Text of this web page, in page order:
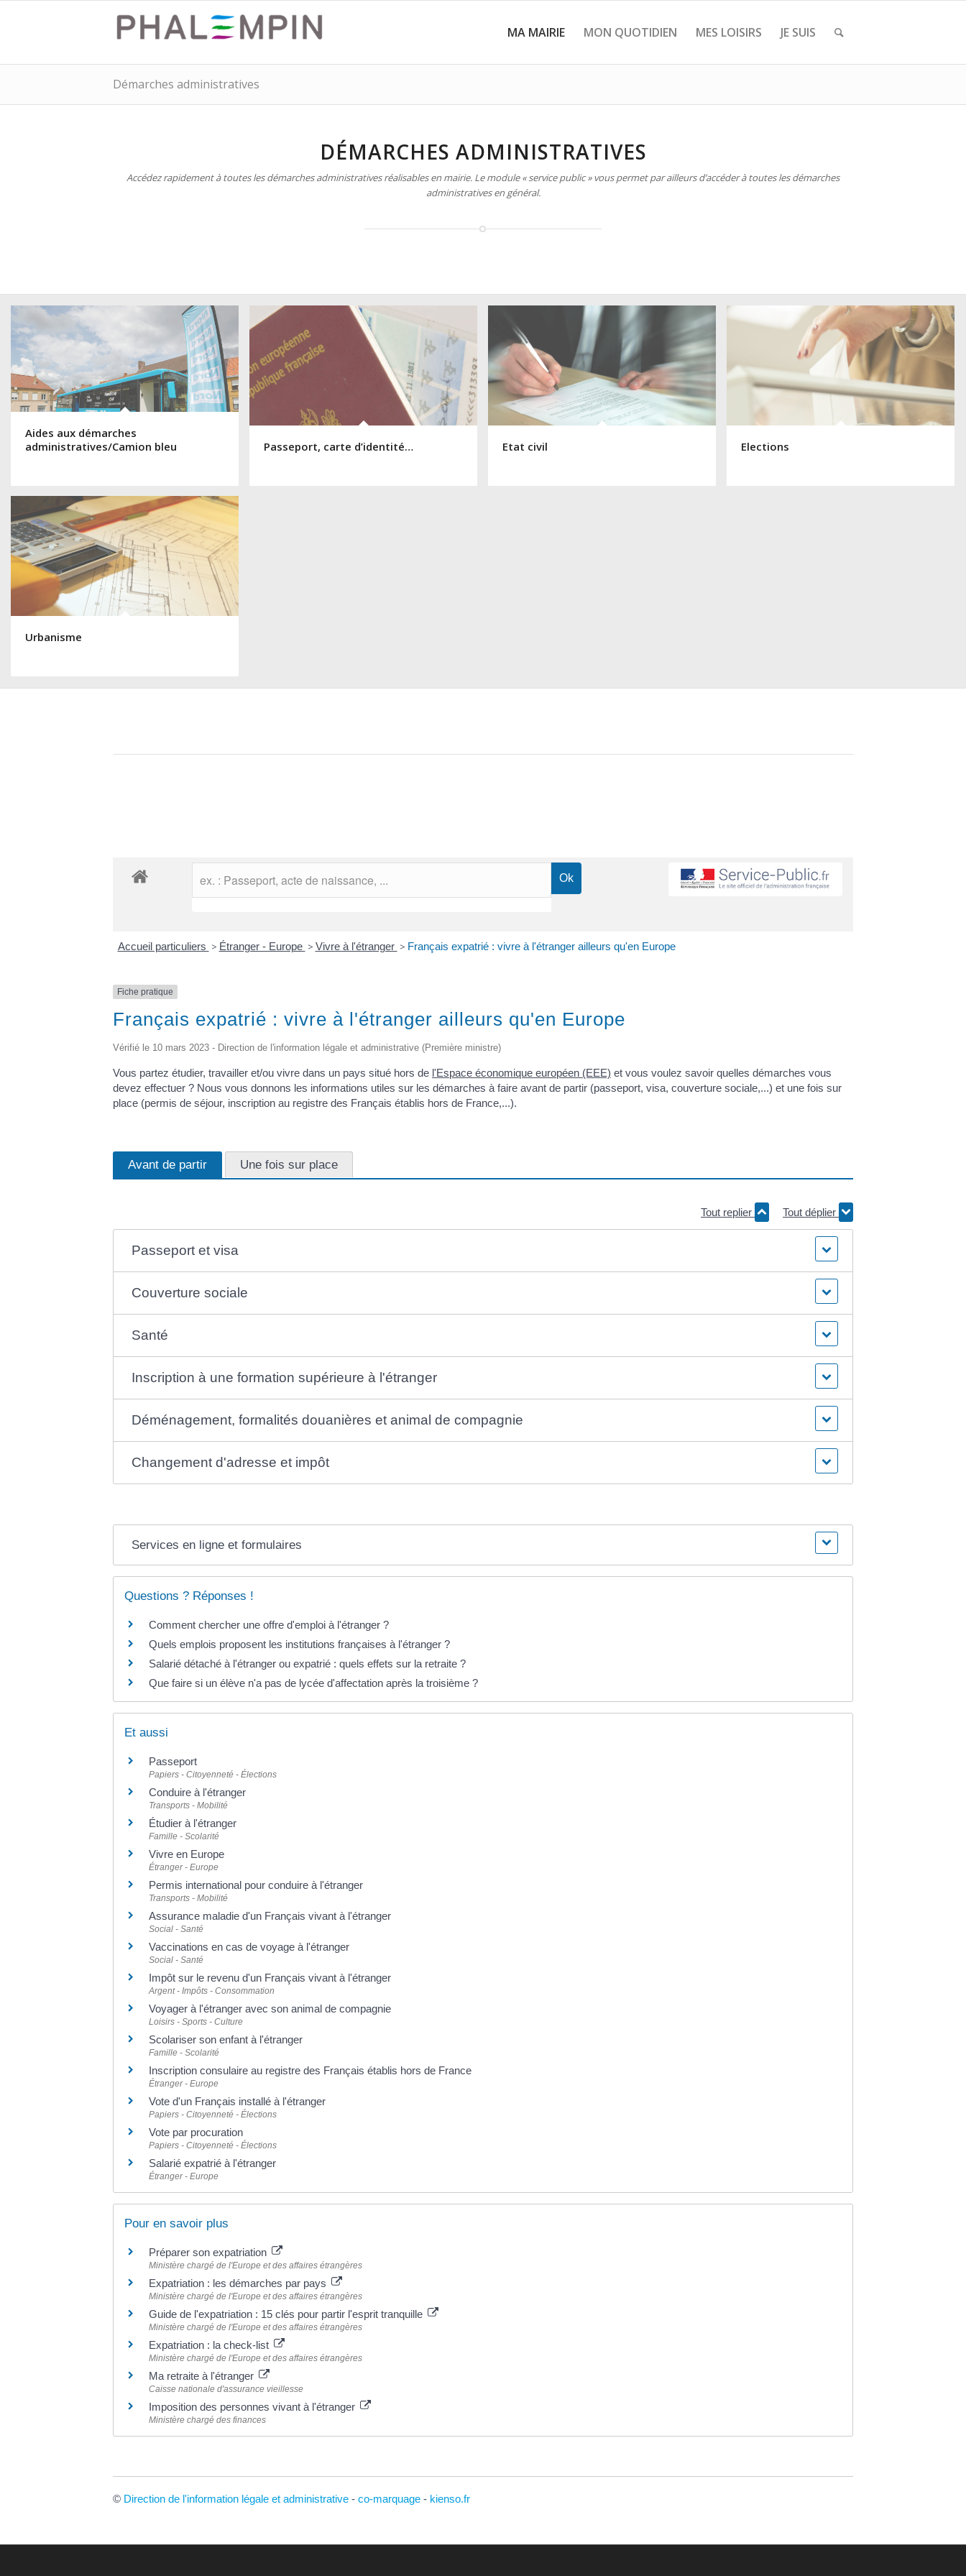
MA MAIRIE MON QUOTIDIEN MES LOISIRS JE SUIS
Démarches administratives
DÉMARCHES ADMINISTRATIVES
Accédez rapidement à toutes les démarches administratives réalisables en mairie. Le module « service public » vous permet par ailleurs d’accéder à toutes les démarches
administratives en général.
Aides aux démarches
administratives/Camion bleu
Passeport, carte d’identité… Etat civil Elections
Urbanisme
Accueil particuliers > Étranger - Europe > Vivre à l'étranger > Français expatrié : vivre à l'étranger ailleurs qu'en Europe
Fiche pratique
Français expatrié : vivre à l'étranger ailleurs qu'en Europe
Vérifié le 10 mars 2023 - Direction de l'information légale et administrative (Première ministre)
Vous partez étudier, travailler et/ou vivre dans un pays situé hors de l'Espace économique européen (EEE) et vous voulez savoir quelles démarches vous
devez effectuer ? Nous vous donnons les informations utiles sur les démarches à faire avant de partir (passeport, visa, couverture sociale,...) et une fois sur
place (permis de séjour, inscription au registre des Français établis hors de France,...).
Avant de partir Une fois sur place
Tout replier Tout déplier
Passeport et visa
Couverture sociale
Santé
Inscription à une formation supérieure à l'étranger
Déménagement, formalités douanières et animal de compagnie
Changement d'adresse et impôt
Services en ligne et formulaires
Questions ? Réponses !
Comment chercher une offre d'emploi à l'étranger ?
Quels emplois proposent les institutions françaises à l'étranger ?
Salarié détaché à l'étranger ou expatrié : quels effets sur la retraite ?
Que faire si un élève n'a pas de lycée d'affectation après la troisième ?
Et aussi
Passeport
Papiers - Citoyenneté - Élections
Conduire à l'étranger
Transports - Mobilité
Étudier à l'étranger
Famille - Scolarité
Vivre en Europe
Étranger - Europe
Permis international pour conduire à l'étranger
Transports - Mobilité
Assurance maladie d'un Français vivant à l'étranger
Social - Santé
Vaccinations en cas de voyage à l'étranger
Social - Santé
Impôt sur le revenu d'un Français vivant à l'étranger
Argent - Impôts - Consommation
Voyager à l'étranger avec son animal de compagnie
Loisirs - Sports - Culture
Scolariser son enfant à l'étranger
Famille - Scolarité
Inscription consulaire au registre des Français établis hors de France
Étranger - Europe
Vote d'un Français installé à l'étranger
Papiers - Citoyenneté - Élections
Vote par procuration
Papiers - Citoyenneté - Élections
Salarié expatrié à l'étranger
Étranger - Europe
Pour en savoir plus
Préparer son expatriation
Ministère chargé de l'Europe et des affaires étrangères
Expatriation : les démarches par pays
Ministère chargé de l'Europe et des affaires étrangères
Guide de l'expatriation : 15 clés pour partir l'esprit tranquille
Ministère chargé de l'Europe et des affaires étrangères
Expatriation : la check-list
Ministère chargé de l'Europe et des affaires étrangères
Ma retraite à l'étranger
Caisse nationale d'assurance vieillesse
Imposition des personnes vivant à l'étranger
Ministère chargé des finances
© Direction de l'information légale et administrative - co-marquage - kienso.fr